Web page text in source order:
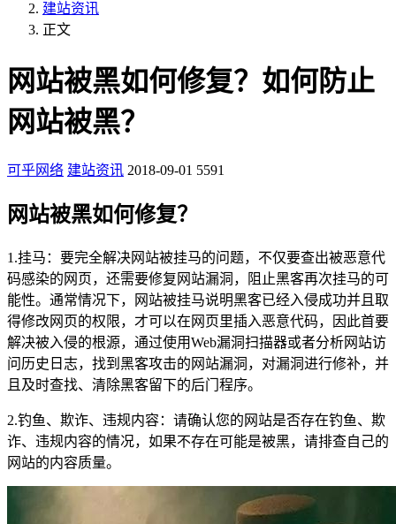
建站资讯
正文
网站被黑如何修复？如何防止
网站被黑？
可乎网络 建站资讯 2018-09-01 5591
网站被黑如何修复？
1.挂马：要完全解决网站被挂马的问题，不仅要查出被恶意代
码感染的网页，还需要修复网站漏洞，阻止黑客再次挂马的可
能性。通常情况下，网站被挂马说明黑客已经入侵成功并且取
得修改网页的权限，才可以在网页里插入恶意代码，因此首要
解决被入侵的根源，通过使用Web漏洞扫描器或者分析网站访
问历史日志，找到黑客攻击的网站漏洞，对漏洞进行修补，并
且及时查找、清除黑客留下的后门程序。
2.钓鱼、欺诈、违规内容：请确认您的网站是否存在钓鱼、欺
诈、违规内容的情况，如果不存在可能是被黑，请排查自己的
网站的内容质量。